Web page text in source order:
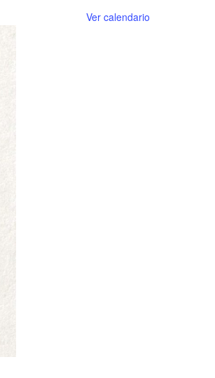
a
Ver calendario